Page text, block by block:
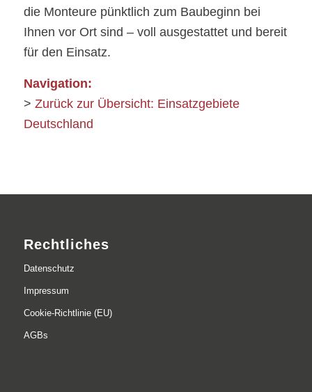
die Monteure pünktlich zum Baubeginn bei
Ihnen vor Ort sind – voll ausgestattet und bereit
für den Einsatz.
Navigation:
> Zurück zur Übersicht: Einsatzgebiete
Deutschland
Rechtliches
Datenschutz
Impressum
Cookie-Richtlinie (EU)
AGBs